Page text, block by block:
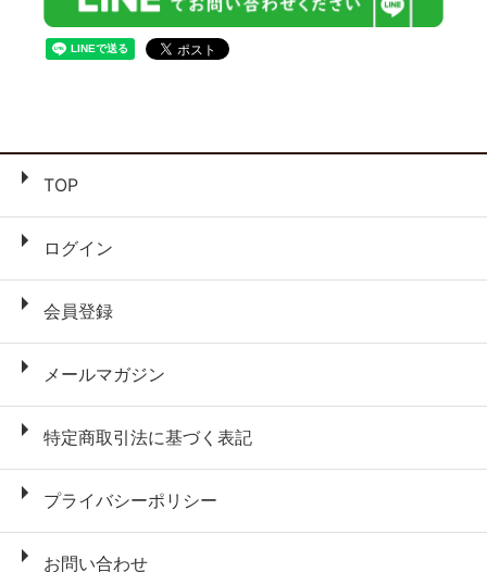
TOP
ログイン
会員登録
メールマガジン
特定商取引法に基づく表記
プライバシーポリシー
お問い合わせ